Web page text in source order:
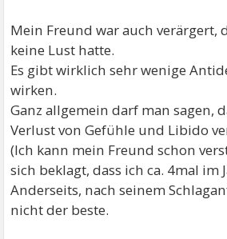
Mein Freund war auch verärgert,
keine Lust hatte.
Es gibt wirklich sehr wenige
wirken.
Ganz allgemein darf man sagen,
Verlust von Gefühle und Libido
(Ich kann mein Freund schon
sich beklagt, dass ich ca. 4mal im
Anderseits, nach seinem
nicht der beste.